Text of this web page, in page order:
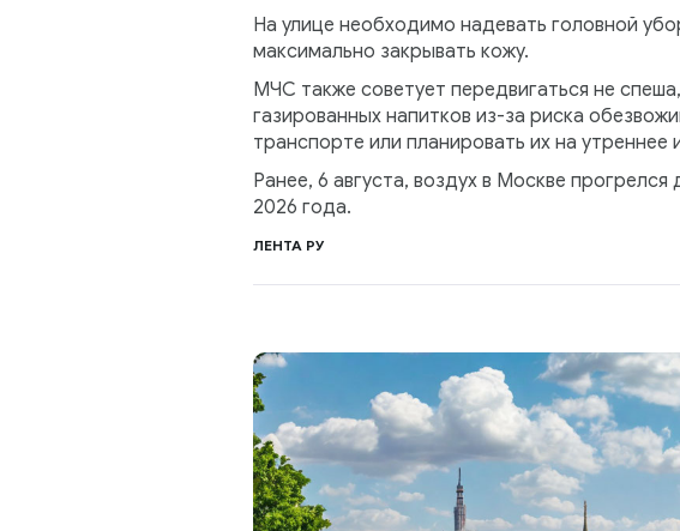
На улице необходимо надевать головной
максимально закрывать кожу.
МЧС также советует передвигаться не
газированных напитков из-за риска
транспорте или планировать их на
Ранее, 6 августа, воздух в Москве
2026 года.
ЛЕНТА РУ